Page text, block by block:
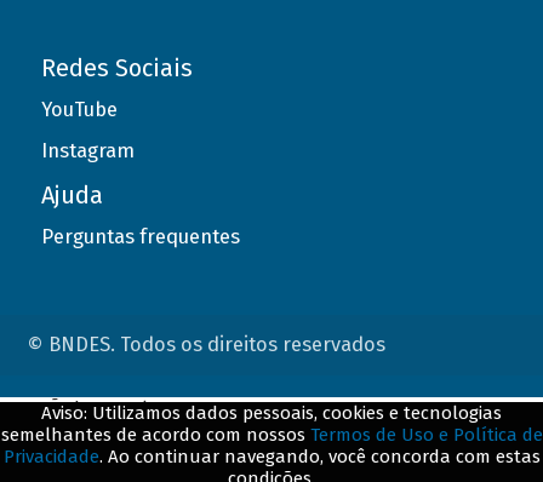
Redes Sociais
YouTube
Instagram
Ajuda
Perguntas frequentes
© BNDES. Todos os direitos reservados
Aviso: Utilizamos dados pessoais, cookies e tecnologias
semelhantes de acordo com nossos Termos de Uso e Política de
Privacidade. Ao continuar navegando, você concorda com estas
ConteÃºdo complementar
${title}${badge}